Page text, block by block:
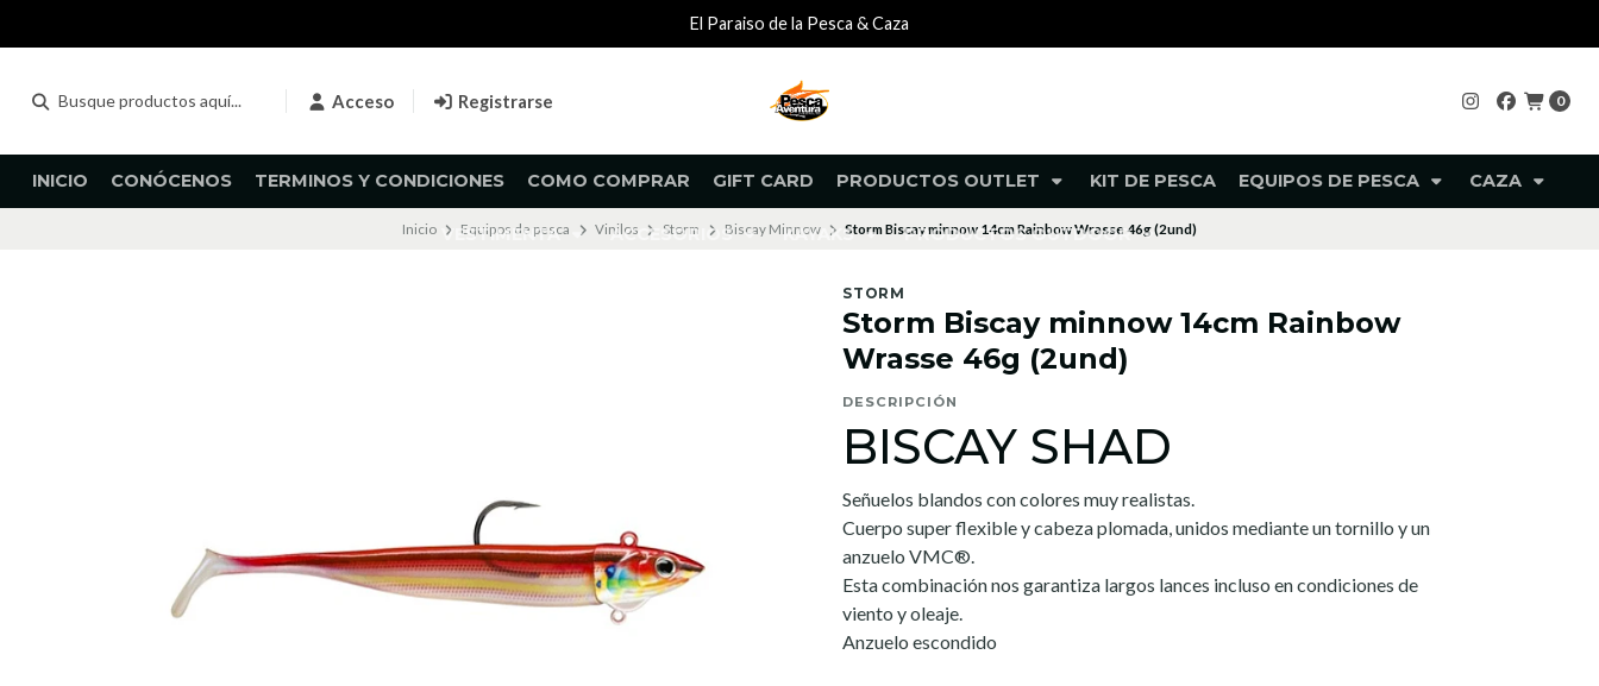
Acceso Registrarse 0
INICIO CONÓCENOS TERMINOS Y CONDICIONES COMO COMPRAR GIFT CARD PRODUCTOS OUTLET KIT DE PESCA EQUIPOS DE PESCA CAZA
VESTIMENTA ACCESORIOS KAYAKS PRODUCTOS OUTDOOR
El Paraiso de la Pesca & Caza
Inicio Equipos de pesca Vinilos Storm Biscay Minnow Storm Biscay minnow 14cm Rainbow Wrasse 46g (2und)
STORM
Storm Biscay minnow 14cm Rainbow
Wrasse 46g (2und)
DESCRIPCIÓN
BISCAY SHAD
Señuelos blandos con colores muy realistas.
Cuerpo super flexible y cabeza plomada, unidos mediante un tornillo y un
anzuelo VMC®.
Esta combinación nos garantiza largos lances incluso en condiciones de
viento y oleaje.
Anzuelo escondido